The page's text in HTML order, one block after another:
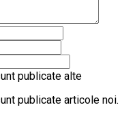
publicate alte
publicate articole noi.